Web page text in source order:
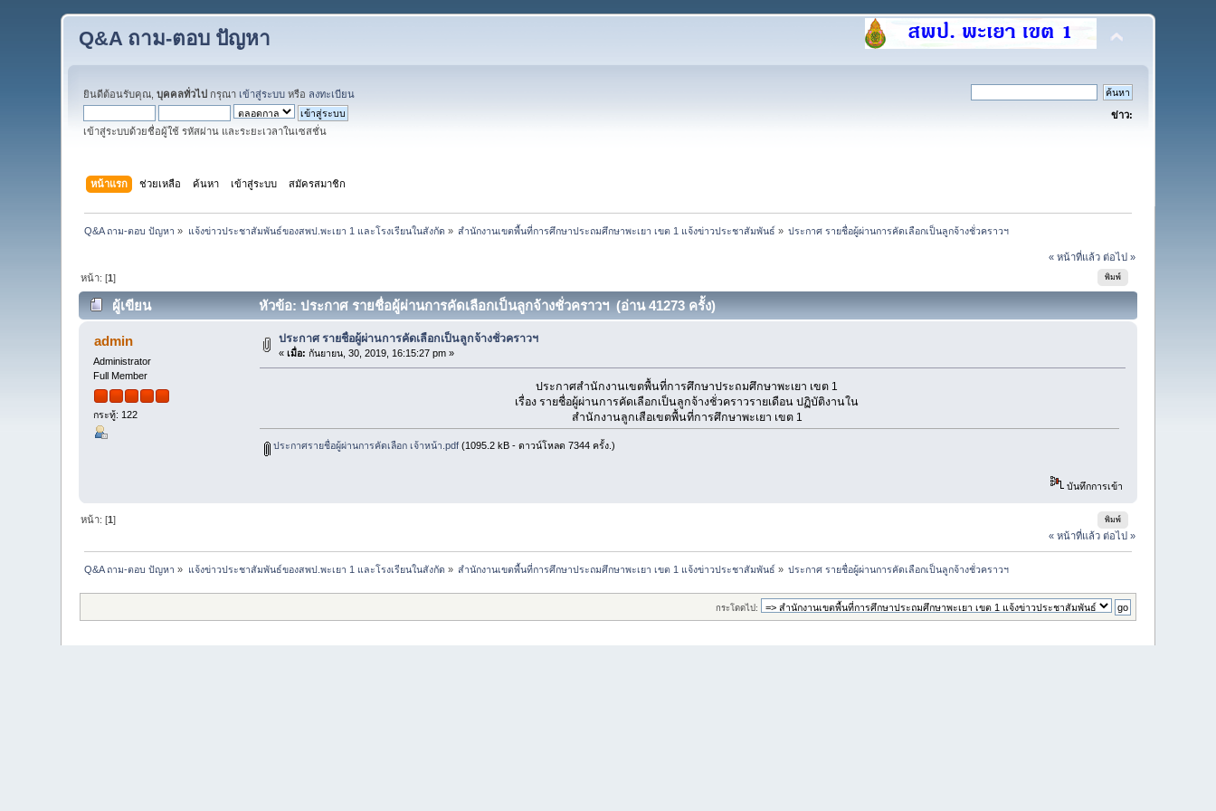
Q&A ถาม-ตอบ ปัญหา
ยินดีต้อนรับคุณ,บุคคลทั่วไป กรุณา เข้าสู่ระบบ หรือ ลงทะเบียน
เข้าสู่ระบบด้วยชื่อผู้ใช้ รหัสผ่าน และระยะเวลาในเซสชั่น
ข่าว:
หน้าแรก ช่วยเหลือ ค้นหา เข้าสู่ระบบ สมัครสมาชิก
Q&A ถาม-ตอบ ปัญหา » แจ้งข่าวประชาสัมพันธ์ของสพป.พะเยา 1 และโรงเรียนในสังกัด » สำนักงานเขตพื้นที่การศึกษาประถมศึกษาพะเยา เขต 1 แจ้งข่าวประชาสัมพันธ์ » ประกาศ รายชื่อผู้ผ่านการคัดเลือกเป็นลูกจ้างชั่วคราวฯ
« หน้าที่แล้ว ต่อไป »
พิมพ์
หน้า: [1]
ผู้เขียน หัวข้อ: ประกาศ รายชื่อผู้ผ่านการคัดเลือกเป็นลูกจ้างชั่วคราวฯ (อ่าน 41273 ครั้ง)
admin
Administrator
Full Member
กระทู้: 122
ประกาศ รายชื่อผู้ผ่านการคัดเลือกเป็นลูกจ้างชั่วคราวฯ
«เมื่อ: กันยายน, 30, 2019, 16:15:27 pm »
ประกาศสำนักงานเขตพื้นที่การศึกษาประถมศึกษาพะเยา เขต 1
เรื่อง รายชื่อผู้ผ่านการคัดเลือกเป็นลูกจ้างชั่วคราวรายเดือน ปฏิบัติงานใน
สำนักงานลูกเสือเขตพื้นที่การศึกษาพะเยา เขต 1
ประกาศรายชื่อผู้ผ่านการคัดเลือก เจ้าหน้า.pdf (1095.2 kB - ดาวน์โหลด 7344 ครั้ง.)
บันทึกการเข้า
พิมพ์
หน้า: [1]
« หน้าที่แล้ว ต่อไป »
Q&A ถาม-ตอบ ปัญหา » แจ้งข่าวประชาสัมพันธ์ของสพป.พะเยา 1 และโรงเรียนในสังกัด » สำนักงานเขตพื้นที่การศึกษาประถมศึกษาพะเยา เขต 1 แจ้งข่าวประชาสัมพันธ์ » ประกาศ รายชื่อผู้ผ่านการคัดเลือกเป็นลูกจ้างชั่วคราวฯ
กระโดดไป: